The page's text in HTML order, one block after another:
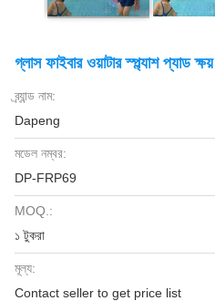
গ্লাস ফাইবার ওয়াটার স্প্ল্যাশ প্যাড
ব্র্যান্ড নাম:
Dapeng
মডেল নম্বর:
DP-FRP69
MOQ.:
১ টুকরা
মূল্য:
Contact seller to get price list